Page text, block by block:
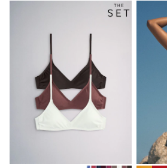
Vanilla
All Girls